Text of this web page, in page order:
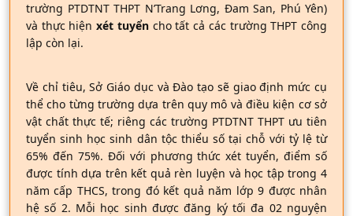
trường PTDTNT THPT N’Trang Lơng, Đam San, Phú Yên)
và thực hiệnxét tuyểncho tất cả các trường THPT công
lập còn lại.
Về chỉ tiêu, Sở Giáo dục và Đào tạo sẽ giao định mức cụ
thể cho từng trường dựa trên quy mô và điều kiện cơ sở
vật chất thực tế; riêng các trường PTDTNT THPT ưu tiên
tuyển sinh học sinh dân tộc thiểu số tại chỗ với tỷ lệ từ
65% đến 75%. Đối với phương thức xét tuyển, điểm số
được tính dựa trên kết quả rèn luyện và học tập trong 4
năm cấp THCS, trong đó kết quả năm lớp 9 được nhân
hệ số 2. Mỗi học sinh được đăng ký tối đa 02 nguyện